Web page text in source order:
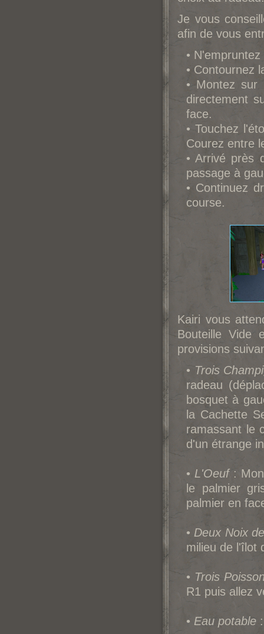
Je vous
afin de vous
•
• Contournez
• Montez
directement
face.
• Touchez
Courez entre
• Arrivé près
passage à
• Continuez
course.
Kairi vous
Bouteille Vide
provisions
• Trois
radeau
bosquet à
la Cachette
ramassant le
d'un étrange
• L'Oeuf:
le palmier
palmier en
• Deux Noix
milieu de l'îlot
• Trois
R1 puis allez
• Eau potable